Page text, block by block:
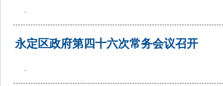
..
永定区政府第四十六次常务会议召开
..